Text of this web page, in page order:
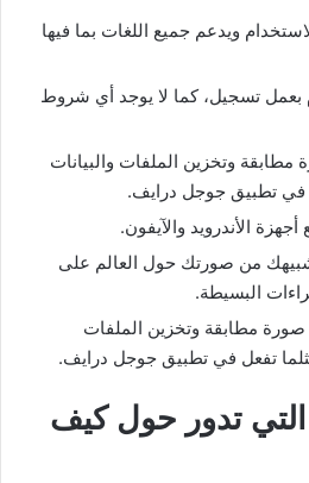
ويدعم جميع اللغات بما فيها
بعمل تسجيل، كما لا يوجد أي شروط
وتخزين الملفات والبيانات
في تطبيق جوجل درايف.
الأندرويد والآيفون.
من صورتك حول العالم على
البسيطة.
مطابقة وتخزين الملفات
تفعل في تطبيق جوجل درايف.
التي تدور حول كيف